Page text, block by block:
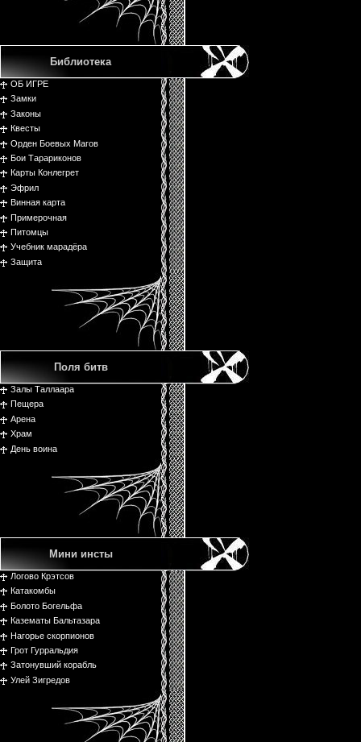
Библиотека
ОБ ИГРЕ
Замки
Законы
Квесты
Орден Боевых Магов
Бои Тарариконов
Карты Конлегрет
Эфрил
Винная карта
Примерочная
Питомцы
Учебник марадёра
Защита
Поля битв
Залы Таллаара
Пещера
Арена
Храм
День воина
Мини инсты
Логово Крэтсов
Катакомбы
Болото Богельфа
Казематы Бальтазара
Нагорье скорпионов
Грот Гурральдия
Затонувший корабль
Улей Зигредов